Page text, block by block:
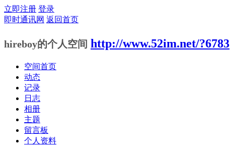
立即注册 登录
即时通讯网 返回首页
hireboy的个人空间 http://www.52im.net/?6783
空间首页
动态
记录
日志
相册
主题
留言板
个人资料